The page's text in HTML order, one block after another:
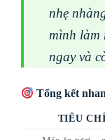
nhẹ
mình làm
ngay và
Tổng kết
TIÊU CHÍ